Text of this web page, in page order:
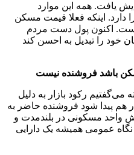
یافت. همه این موارد
دارد. اینکه فعلا قیمت مسکن
اکنون پول دست مردم
خود را تبدیل به احسن کند
باشد فروشنده نیست
می‌گفتیم رکود بازار به دلیل
هم پیدا شود فروشنده حاضر به
واحد مسکونی در بلندمدت و
عمومی همیشه یک دارایی